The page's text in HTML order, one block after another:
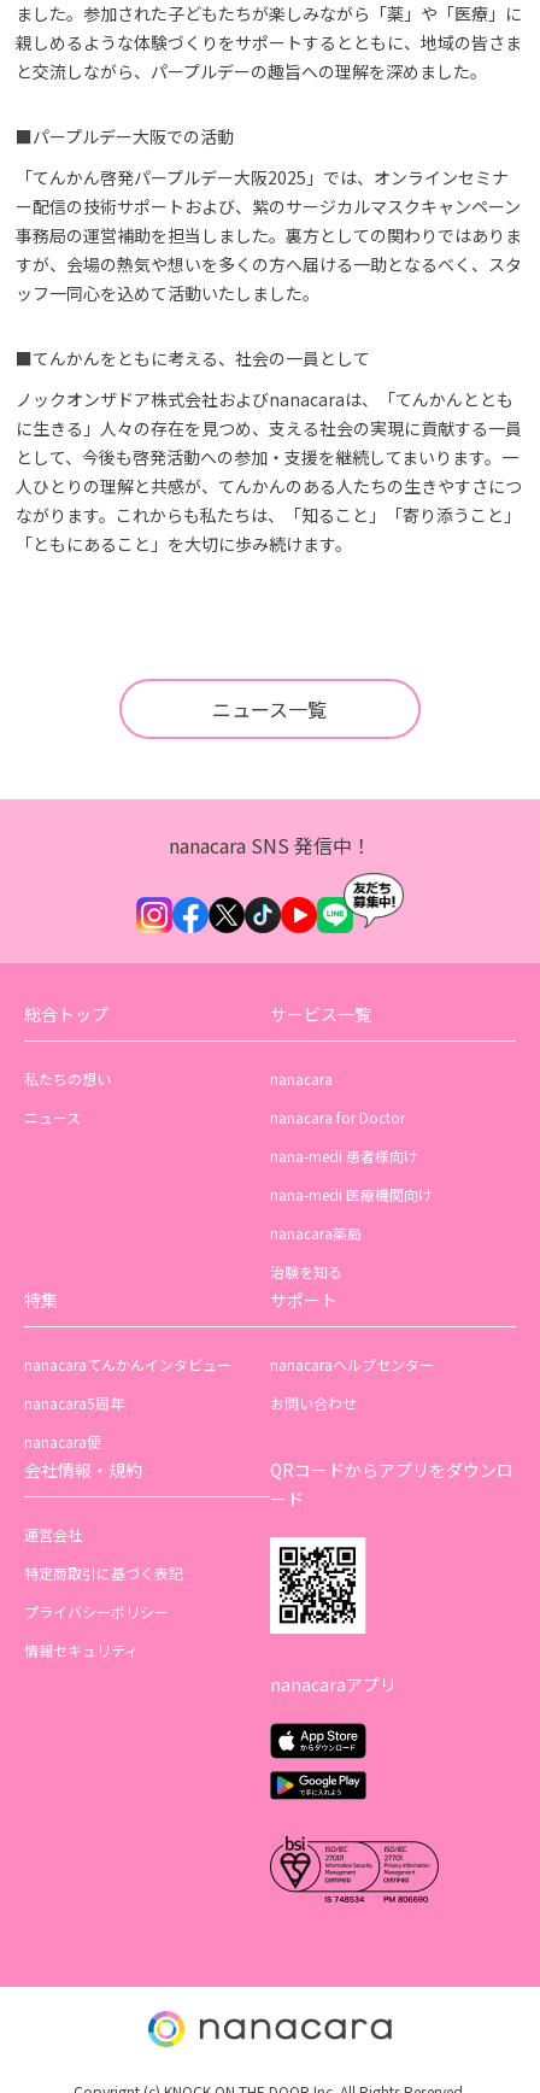
ました。参加された子どもたちが楽しみながら「薬」や「医療」に
親しめるような体験づくりをサポートするとともに、地域の皆さま
と交流しながら、パープルデーの趣旨への理解を深めました。
■パープルデー大阪での活動
「てんかん啓発パープルデー大阪2025」では、オンラインセミナ
ー配信の技術サポートおよび、紫のサージカルマスクキャンペーン
事務局の運営補助を担当しました。裏方としての関わりではありま
すが、会場の熱気や想いを多くの方へ届ける一助となるべく、スタ
ッフ一同心を込めて活動いたしました。
■てんかんをともに考える、社会の一員として
ノックオンザドア株式会社およびnanacaraは、「てんかんととも
に生きる」人々の存在を見つめ、支える社会の実現に貢献する一員
として、今後も啓発活動への参加・支援を継続してまいります。一
人ひとりの理解と共感が、てんかんのある人たちの生きやすさにつ
ながります。これからも私たちは、「知ること」「寄り添うこと」
「ともにあること」を大切に歩み続けます。
ニュース一覧
nanacara SNS 発信中！
総合トップ
私たちの想い
ニュース
サービス一覧
nanacara
nanacara for Doctor
nana-medi 患者様向け
nana-medi 医療機関向け
nanacara薬局
治験を知る
特集
nanacaraてんかんインタビュー
nanacara5周年
nanacara便
サポート
nanacaraヘルプセンター
お問い合わせ
会社情報・規約
運営会社
特定商取引に基づく表記
プライバシーポリシー
情報セキュリティ
QRコードからアプリをダウンロ
ード
nanacaraアプリ